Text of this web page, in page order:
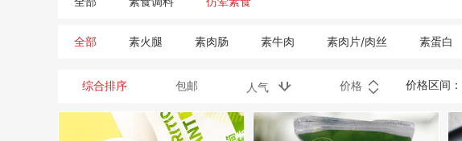
全部 素火腿 素肉肠 素牛肉 素肉片/肉丝 素蛋白
综合排序 包邮 人气 价格 价格区间：